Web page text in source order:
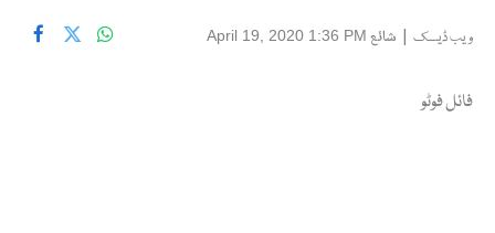
ویب ڈیسک | شائع April 19, 2020 1:36 PM
فائل فوٹو